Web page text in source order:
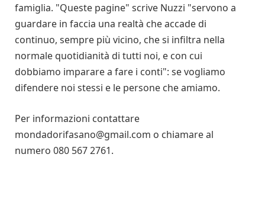
famiglia. "Queste pagine" scrive Nuzzi "servono a
guardare in faccia una realtà che accade di
continuo, sempre più vicino, che si infiltra nella
normale quotidianità di tutti noi, e con cui
dobbiamo imparare a fare i conti": se vogliamo
difendere noi stessi e le persone che amiamo.
Per informazioni contattare
mondadorifasano@gmail.com o chiamare al
numero 080 567 2761.